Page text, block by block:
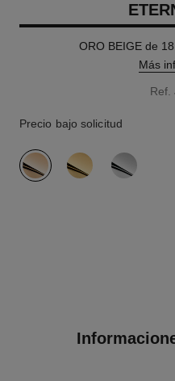
ORO BEIGE de
Más
Ref.
Precio bajo solicitud
variante (3)